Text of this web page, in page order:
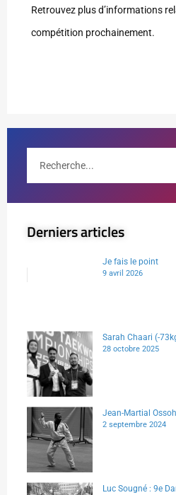
Retrouvez plus d’informations
compétition prochainement.
Derniers articles
Je fais le point
9 avril 2026
Sarah Chaari (-
28 octobre 2025
Jean-Martial
2 septembre 2024
Luc Sougné : 9e